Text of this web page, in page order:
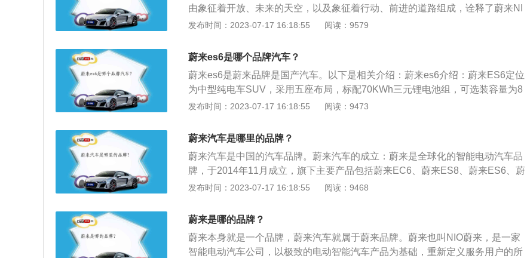
由象征着开放、未来的天空，以及象征着行动、前进的道路组成，诠释了蔚来NI
O的品牌理念。路组成，诠释了蔚来NIO的品牌理念。3.蔚来注重核心科技独立正
池包，“三智”系统的智能网关、智能座舱、自动辅助驾驶系统，蔚来通过独立正
向研发，全部拥有自主知识产权。旗下产品：旗下主要产品包括蔚来EC6、蔚来
ES8、蔚来ES6、蔚来EP9、蔚来EVE等。
发布时间：2023-07-17 16:18:55 阅读：9579
蔚来es6是哪个品牌汽车？
蔚来es6是蔚来品牌是国产汽车。以下是相关介绍：蔚来es6介绍：蔚来ES6定位
为中型纯电车SUV，采用五座布局，标配70KWh三元锂电池组，可选装容量为8
4KWh的镍钴锰NCM811电芯，共有基准版、性能版以及首发创始版三个版本共6
优点：蔚来汽车的竞争优势在于能够以相较燃油车而言性能，续航，智能化，外
貌以及装饰和其独有的服务水平。
发布时间：2023-07-17 16:18:55 阅读：9473
蔚来汽车是哪里的品牌？
蔚来汽车是中国的汽车品牌。蔚来汽车的成立：蔚来是全球化的智能电动汽车品
牌，于2014年11月成立，旗下主要产品包括蔚来EC6、蔚来ES8、蔚来ES6、蔚
来EP9、蔚来EVE等。蔚来致力于通过提供高性能的智能电动汽车与极致用户体
美好明天和蔚蓝天空、为用户创造愉悦生活方式的愿景。
发布时间：2023-07-17 16:18:55 阅读：9468
蔚来是哪的品牌？
蔚来本身就是一个品牌，蔚来汽车就属于蔚来品牌。蔚来也叫NIO蔚来，是一家
智能电动汽车公司，以极致的电动智能汽车产品为基础，重新定义服务用户的所